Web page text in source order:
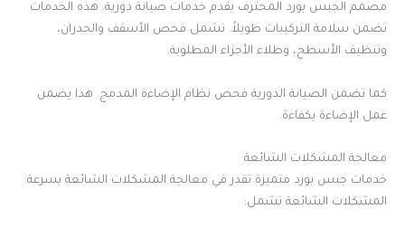
مصمم الجبس بورد المحترف يقدم خدمات صيانة دورية. هذه الخدمات
تضمن سلامة التركيبات طويلاً. تشمل فحص الأسقف والجدران،
وتنظيف الأسطح، وطلاء الأجزاء المطلوبة.
كما تضمن الصيانة الدورية فحص نظام الإضاءة المدمج. هذا يضمن
عمل الإضاءة بكفاءة.
معالجة المشكلات الشائعة
خدمات جبس بورد متميزة تقدر في معالجة المشكلات الشائعة بسرعة.
المشكلات الشائعة تشمل: